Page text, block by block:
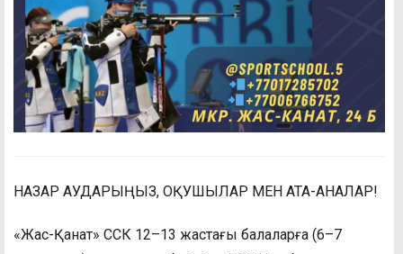
НАЗАР АУДАРЫҢЫЗ, ОҚУШЫЛАР МЕН АТА-АНАЛАР!
«Жас-Қанат» ССК 12–13 жастағы балаларға (6–7